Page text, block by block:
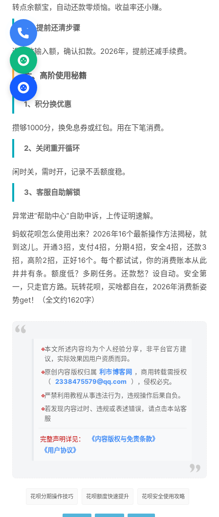
转点余额宝，自动还款零烦恼。收益率还小赚。
3、提前还清步骤
选笔数输入额，确认扣款。2026年，提前还减手续费。
六、高阶使用秘籍
1、积分换优惠
攒够1000分，换免息券或红包。用在下笔消费。
2、关闭重开循环
闲时关，需时开，记录不丢额度稳。
3、客服自助解锁
异常进“帮助中心”自助申诉，上传证明速解。
蚂蚁花呗怎么使用出来？2026年16个最新操作方法揭秘，就
到这儿。开通3招，支付4招，分期4招，安全4招，还款3
招，高阶2招，正好16个。每个都试试，你的消费账本从此
井井有条。额度低？多刷任务。还款愁？设自动。安全第
一，只走官方路。玩转花呗，买啥都自在，2026年消费新姿
势get！（全文约1620字）
🔹本文所述内容均为个人经验分享，非平台官方建
议，实际效果因用户资质而异。
🔹原创内容版权归属 利市博客网 ，商用转载需授权
（
2338475579@qq.com
），侵权必究。
🔹严禁利用教程从事违法行为，违规操作后果自负。
🔹若发现内容过时、违规或表述错误，请点击本站客
服
完整声明详见：
《内容版权与免责条款》
《用户协议》
花呗分期操作技巧 花呗额度快速提升 花呗安全使用攻略